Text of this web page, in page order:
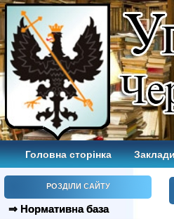
Головна сторінка
РОЗДІЛИ САЙТУ
⇒ Нормативна база